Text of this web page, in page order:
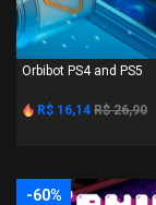
Orbibot PS4 and PS5
R$ 16,14 R$ 26,90
-60%